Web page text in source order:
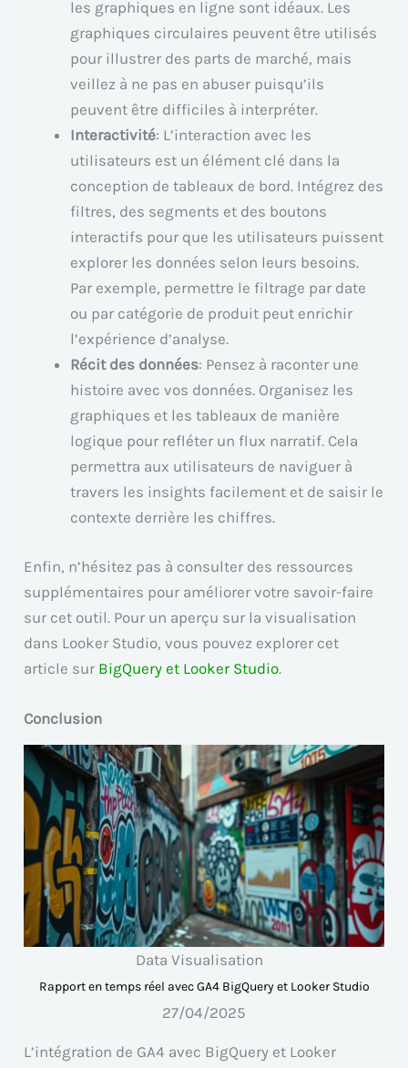
les graphiques en ligne sont idéaux. Les
graphiques circulaires peuvent être utilisés
pour illustrer des parts de marché, mais
veillez à ne pas en abuser puisqu’ils
peuvent être difficiles à interpréter.
Interactivité: L’interaction avec les
utilisateurs est un élément clé dans la
conception de tableaux de bord. Intégrez des
filtres, des segments et des boutons
interactifs pour que les utilisateurs puissent
explorer les données selon leurs besoins.
Par exemple, permettre le filtrage par date
ou par catégorie de produit peut enrichir
l’expérience d’analyse.
Récit des données: Pensez à raconter une
histoire avec vos données. Organisez les
graphiques et les tableaux de manière
logique pour refléter un flux narratif. Cela
permettra aux utilisateurs de naviguer à
travers les insights facilement et de saisir le
contexte derrière les chiffres.
Enfin, n’hésitez pas à consulter des ressources
supplémentaires pour améliorer votre savoir-faire
sur cet outil. Pour un aperçu sur la visualisation
dans Looker Studio, vous pouvez explorer cet
article sur BigQuery et Looker Studio.
Conclusion
Data Visualisation
Rapport en temps réel avec GA4 BigQuery et Looker Studio
27/04/2025
L’intégration de GA4 avec BigQuery et Looker